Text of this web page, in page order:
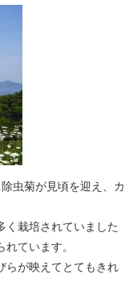
虫菊が見頃を迎え、カ
く栽培されていました
ています。
らが映えてとてもきれ